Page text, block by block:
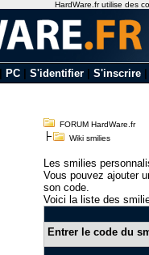
PC| S'identifier| S'inscrire|
FORUM HardWare.fr
Wiki smilies
Les smilies
Vous pouvez ajouter
son code.
Voici la liste des
Entrer le code du
HardWare.fr utilise des